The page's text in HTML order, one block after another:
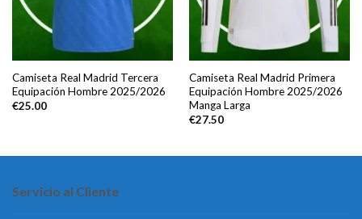
Camiseta Real Madrid Tercera
Equipación Hombre 2025/2026
€25.00
Camiseta Real Madrid Primera
Equipación Hombre 2025/2026
Manga Larga
€27.50
Servicio al Cliente